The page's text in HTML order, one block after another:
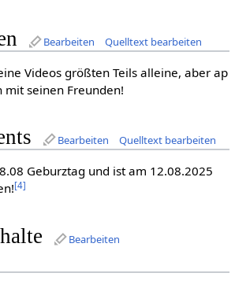
Bearbeiten Quelltext bearbeiten
Videos größten Teils alleine, aber ap
mit seinen Freunden!
Bearbeiten Quelltext bearbeiten
Geburztag und ist am 12.08.2025
[4]
Bearbeiten